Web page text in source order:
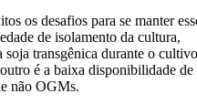
os desafios para se manter
de isolamento da cultura,
soja transgênica durante o cultivo
é a baixa disponibilidade de
não OGMs.